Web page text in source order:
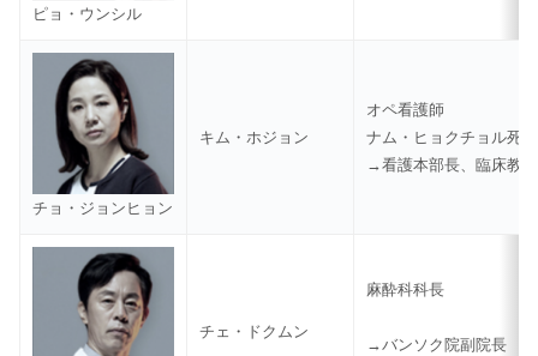
ピョ・ウンシル
チョ・ジョンヒョン
キム・ホジョン
オペ看護師
ナム・ヒョクチョル死
→看護本部長、臨床教授
チェ・ドクムン
麻酔科科長
→バンソク院副院長